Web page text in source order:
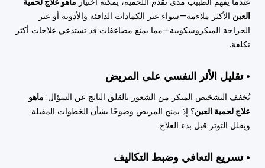
العين الأكثر ملاءمة—سواء عبر الكمادات الدافئة والأدوية أو عبر
الجراحة الميكروسكوبية—مما يمنع مضاعفات قد تستدعي علاجات أكثر
تكلفة.
• تقليل الأثر النفسي على المريض
يُخفف التشخيص المبكر من الشعور بالقلق الناتج عن السؤال: ماهو
علاج لحمية العين؟ إذ يمنح المريض وضوحًا بشأن الخطوات المقبلة
ويقلل التوتر قبل بدء العلاج.
• تسريع التعافي وضبط التكاليف